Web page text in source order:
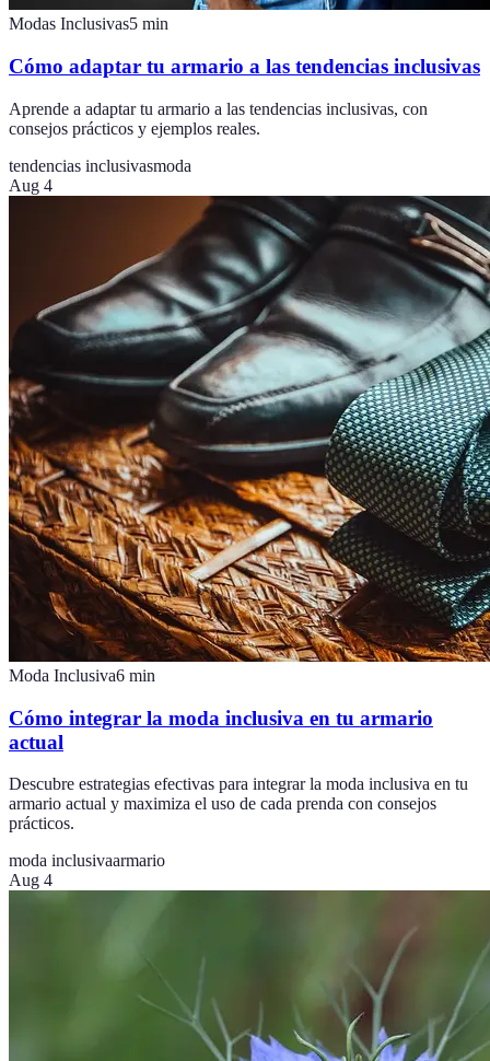
Modas Inclusivas5 min
Cómo adaptar tu armario a las tendencias inclusivas
Aprende a adaptar tu armario a las tendencias inclusivas, con
consejos prácticos y ejemplos reales.
tendencias inclusivasmoda
Aug 4
Moda Inclusiva6 min
Cómo integrar la moda inclusiva en tu armario
actual
Descubre estrategias efectivas para integrar la moda inclusiva en tu
armario actual y maximiza el uso de cada prenda con consejos
prácticos.
moda inclusivaarmario
Aug 4